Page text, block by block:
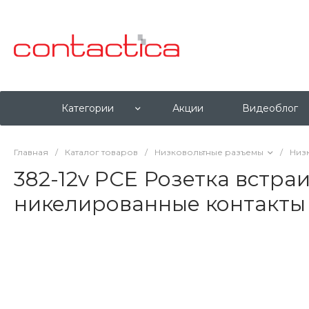
Категории Акции Видеоблог
Главная / Каталог товаров / Низковольтные разъемы /
382-12v PCE Розетка
никелированные контакты